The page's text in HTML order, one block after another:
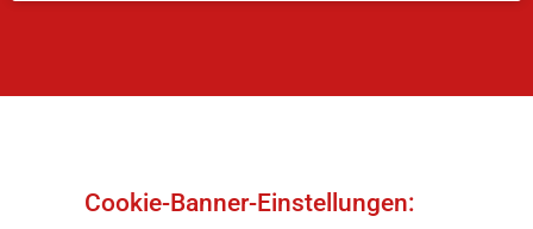
Cookie-Banner-Einstellungen: